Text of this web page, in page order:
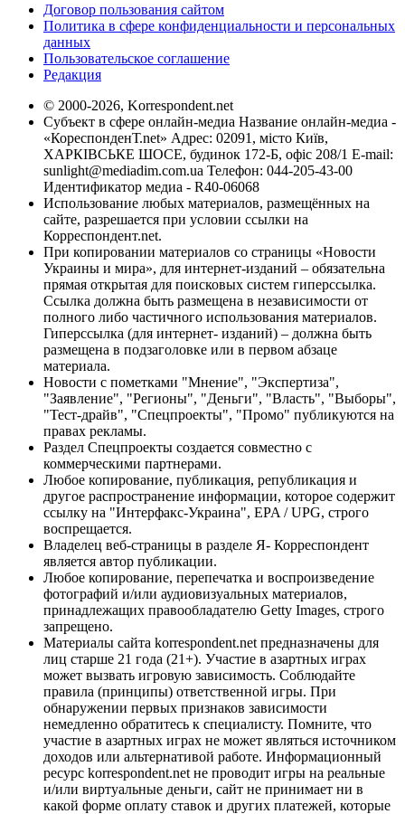
Договор пользования сайтом
Политика в сфере конфиденциальности и персональных
данных
Пользовательское соглашение
Редакция
© 2000-2026, Korrespondent.net
Субъект в сфере онлайн-медиа Название онлайн-медиа -
«КореспонденТ.net» Адрес: 02091, місто Київ,
ХАРКІВСЬКЕ ШОСЕ, будинок 172-Б, офіс 208/1 E-mail:
sunlight@mediadim.com.ua Телефон: 044-205-43-00
Идентификатор медиа - R40-06068
Использование любых материалов, размещённых на
сайте, разрешается при условии ссылки на
Корреспондент.net.
При копировании материалов со страницы «Новости
Украины и мира», для интернет-изданий – обязательна
прямая открытая для поисковых систем гиперссылка.
Ссылка должна быть размещена в независимости от
полного либо частичного использования материалов.
Гиперссылка (для интернет- изданий) – должна быть
размещена в подзаголовке или в первом абзаце
материала.
Новости с пометками "Мнение", "Экспертиза",
"Заявление", "Регионы", "Деньги", "Власть", "Выборы",
"Тест-драйв", "Спецпроекты", "Промо" публикуются на
правах рекламы.
Раздел Спецпроекты создается совместно с
коммерческими партнерами.
Любое копирование, публикация, републикация и
другое распространение информации, которое содержит
ссылку на "Интерфакс-Украина", EPA / UPG, строго
воспрещается.
Владелец веб-страницы в разделе Я- Корреспондент
является автор публикации.
Любое копирование, перепечатка и воспроизведение
фотографий и/или аудиовизуальных материалов,
принадлежащих правообладателю Getty Images, строго
запрещено.
Материалы сайта korrespondent.net предназначены для
лиц старше 21 года (21+). Участие в азартных играх
может вызвать игровую зависимость. Соблюдайте
правила (принципы) ответственной игры. При
обнаружении первых признаков зависимости
немедленно обратитесь к специалисту. Помните, что
участие в азартных играх не может являться источником
доходов или альтернативой работе. Информационный
ресурс korrespondent.net не проводит игры на реальные
и/или виртуальные деньги, сайт не принимает ни в
какой форме оплату ставок и других платежей, которые